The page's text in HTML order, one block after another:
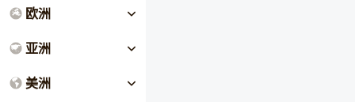
欧洲
亚洲
美洲